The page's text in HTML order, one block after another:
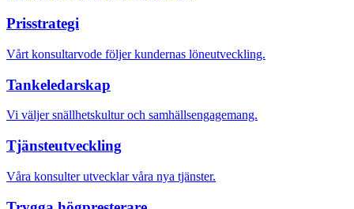
Prisstrategi
Vårt konsultarvode följer kundernas löneutveckling.
Tankeledarskap
Vi väljer snällhetskultur och samhällsengagemang.
Tjänsteutveckling
Våra konsulter utvecklar våra nya tjänster.